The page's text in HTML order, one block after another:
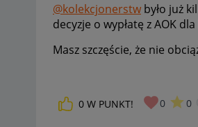
@kolekcjonerstw było już
decyzje o wypłatę z AOK
Masz szczęście, że nie
0 W PUNKT! 0 0